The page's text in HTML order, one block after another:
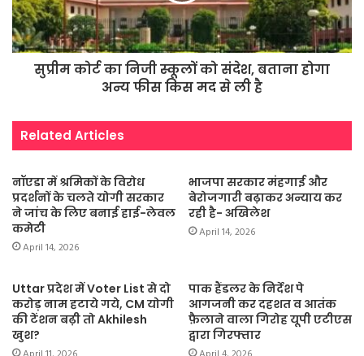
सुप्रीम कोर्ट का निजी स्कूलों को संदेश, बताना होगा
अन्य फीस किस मद से ली है
Related Articles
नॉएडा में श्रमिकों के विरोध
प्रदर्शनों के चलते योगी सरकार
ने जांच के लिए बनाई हाई-लेवल
कमेटी
April 14, 2026
भाजपा सरकार मंहगाई और
बेरोजगारी बढ़ाकर अन्याय कर
रही है- अखिलेश
April 14, 2026
Uttar प्रदेश में Voter List से दो
करोड़ नाम हटाये गये, CM योगी
की टेंशन बढ़ी तो Akhilesh
खुश?
पाक हैंडलर के निर्देश पे
आगजनी कर दहशत व आतंक
फ़ैलाने वाला गिरोह यूपी एटीएस
द्वारा गिरफ्तार